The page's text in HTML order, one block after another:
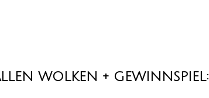
WOLKEN + GEWINNSPIEL: